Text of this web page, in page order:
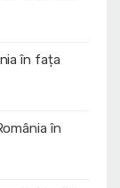
în fața
în